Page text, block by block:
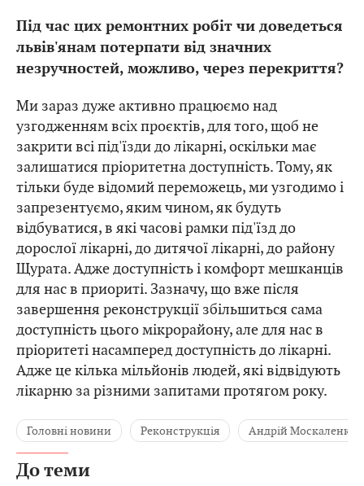
Під час цих ремонтних робіт чи доведеться
львів'янам потерпати від значних
незручностей, можливо, через перекриття?
Ми зараз дуже активно працюємо над
узгодженням всіх проєктів, для того, щоб не
закрити всі під'їзди до лікарні, оскільки має
залишатися пріоритетна доступність. Тому, як
тільки буде відомий переможець, ми узгодимо і
запрезентуємо, яким чином, як будуть
відбуватися, в які часові рамки під'їзд до
дорослої лікарні, до дитячої лікарні, до району
Щурата. Адже доступність і комфорт мешканців
для нас в приориті. Зазначу, що вже після
завершення реконструкції збільшиться сама
доступність цього мікрорайону, але для нас в
пріоритеті насамперед доступність до лікарні.
Адже це кілька мільйонів людей, які відвідують
лікарню за різними запитами протягом року.
Головні новини Реконструкція Андрій Москаленко
До теми